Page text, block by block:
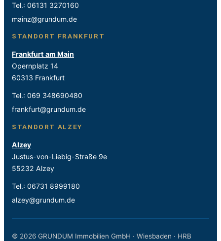
Tel.: 06131 3270160
mainz@grundum.de
STANDORT FRANKFURT
Frankfurt am Main
Opernplatz 14
60313 Frankfurt
Tel.: 069 348690480
frankfurt@grundum.de
STANDORT ALZEY
Alzey
Justus-von-Liebig-Straße 9e
55232 Alzey
Tel.: 06731 8999180
alzey@grundum.de
© 2026 GRUNDUM Immobilien GmbH · Wiesbaden · HRB